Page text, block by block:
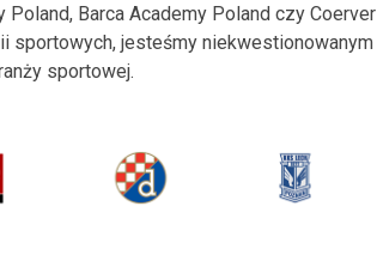
Poland, Barca Academy Poland czy Coerver
sportowych, jesteśmy niekwestionowanym
sportowej.